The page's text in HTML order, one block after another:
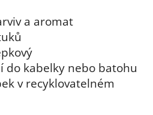
a aromat
do kabelky nebo batohu
v recyklovatelném